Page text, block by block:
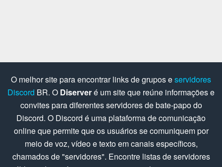
O melhor site para encontrar links de grupos eservidores
Discord BR. O Diserveré um site que reúne informações e
convites para diferentes servidores de bate-papo do
Discord. O Discord é uma plataforma de comunicação
online que permite que os usuários se comuniquem por
meio de voz, vídeo e texto em canais específicos,
chamados de "servidores". Encontre listas de servidores